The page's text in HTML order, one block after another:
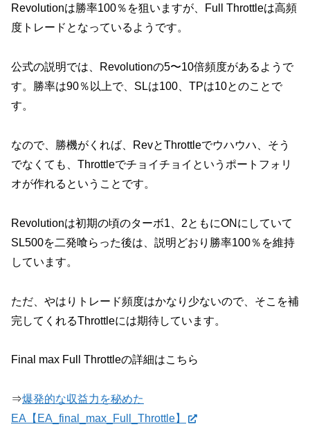
Revolutionは勝率100％を狙いますが、Full Throttleは高頻
度トレードとなっているようです。
公式の説明では、Revolutionの5〜10倍頻度があるようで
す。勝率は90％以上で、SLは100、TPは10とのことで
す。
なので、勝機がくれば、RevとThrottleでウハウハ、そう
でなくても、Throttleでチョイチョイというポートフォリ
オが作れるということです。
Revolutionは初期の頃のターボ1、2ともにONにしていて
SL500を二発喰らった後は、説明どおり勝率100％を維持
しています。
ただ、やはりトレード頻度はかなり少ないので、そこを補
完してくれるThrottleには期待しています。
Final max Full Throttleの詳細はこちら
⇒爆発的な収益力を秘めた
EA【EA_final_max_Full_Throttle】